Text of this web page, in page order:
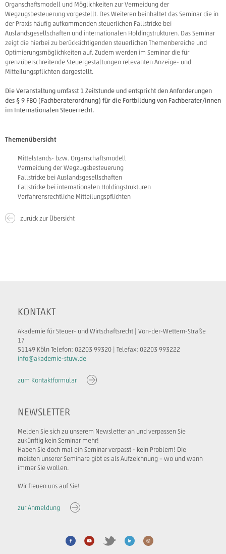
Organschaftsmodell und Möglichkeiten zur Vermeidung der
Wegzugsbesteuerung vorgestellt. Des Weiteren beinhaltet das Seminar die in
der Praxis häufig aufkommenden steuerlichen Fallstricke bei
Auslandsgesellschaften und internationalen Holdingstrukturen. Das Seminar
zeigt die hierbei zu berücksichtigenden steuerlichen Themenbereiche und
Optimierungsmöglichkeiten auf. Zudem werden im Seminar die für
grenzüberschreitende Steuergestaltungen relevanten Anzeige- und
Mitteilungspflichten dargestellt.
Die Veranstaltung umfasst 1 Zeitstunde und entspricht den Anforderungen
des § 9 FBO (Fachberaterordnung) für die Fortbildung von Fachberater/innen
im Internationalen Steuerrecht.
Themenübersicht
Mittelstands- bzw. Organschaftsmodell
Vermeidung der Wegzugsbesteuerung
Fallstricke bei Auslandsgesellschaften
Fallstricke bei internationalen Holdingstrukturen
Verfahrensrechtliche Mitteilungspflichten
zurück zur Übersicht
KONTAKT
Akademie für Steuer- und Wirtschaftsrecht | Von-der-Wettern-Straße
17
51149 Köln Telefon: 02203 99320 | Telefax: 02203 993222
info@akademie-stuw.de
zum Kontaktformular
NEWSLETTER
Melden Sie sich zu unserem Newsletter an und verpassen Sie
zukünftig kein Seminar mehr!
Haben Sie doch mal ein Seminar verpasst - kein Problem! Die
meisten unserer Seminare gibt es als Aufzeichnung – wo und wann
immer Sie wollen.
Wir freuen uns auf Sie!
zur Anmeldung